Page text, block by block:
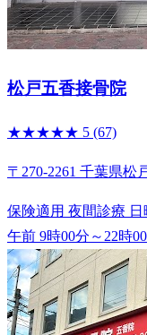
松戸五香接骨院
★★★★★ 5 (67)
〒270-2261 千葉県松
保険適用 夜間診療
午前 9時00分～22時